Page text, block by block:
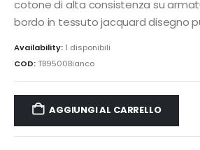
cotone di alta consistenza su
bordo in tessuto jacquard disegno
Availability: 1 disponibili
COD:TB9500Bianco
AGGIUNGI AL CARRELLO